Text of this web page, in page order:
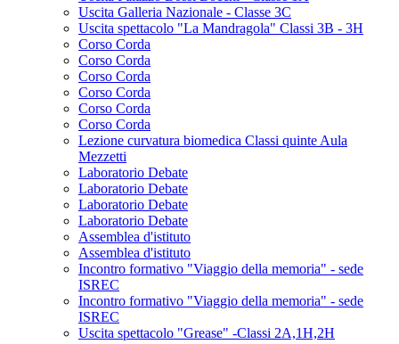
Uscita Galleria Nazionale - Classe 3C
Uscita spettacolo "La Mandragola" Classi 3B - 3H
Corso Corda
Corso Corda
Corso Corda
Corso Corda
Corso Corda
Corso Corda
Lezione curvatura biomedica Classi quinte Aula
Mezzetti
Laboratorio Debate
Laboratorio Debate
Laboratorio Debate
Laboratorio Debate
Assemblea d'istituto
Assemblea d'istituto
Incontro formativo "Viaggio della memoria" - sede
ISREC
Incontro formativo "Viaggio della memoria" - sede
ISREC
Uscita spettacolo "Grease" -Classi 2A,1H,2H